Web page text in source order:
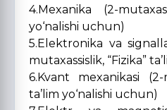
4.Mexanika (2-
yo‘nalishi uchun)
5.Elektronika va
mutaxassislik, “Fizika”
6.Kvant mexanikasi (2-
ta’lim yo‘nalishi uchun)